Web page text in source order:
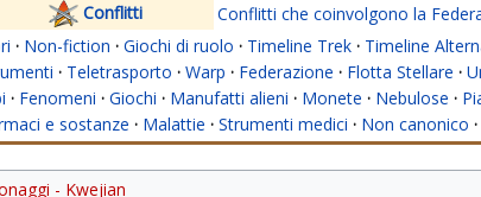
Conflitti
Conflitti che coinvolgono la
· Non-fiction · Giochi di ruolo · Timeline Trek · Timeline
· Teletrasporto · Warp · Federazione · Flotta Stellare ·
· Fenomeni · Giochi · Manufatti alieni · Monete · Nebulose ·
e sostanze · Malattie · Strumenti medici · Non canonico ·
- Kwejian